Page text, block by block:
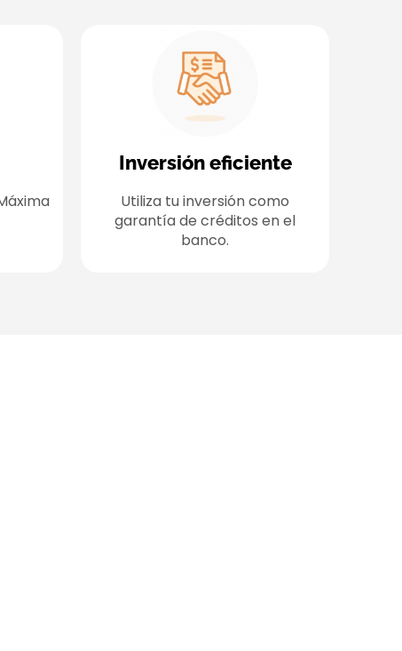
Inversión eficiente
Utiliza tu inversión como
garantía de créditos en el
banco.